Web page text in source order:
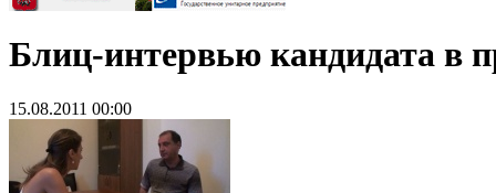
Блиц-интервью кандидата в
15.08.2011 00:00